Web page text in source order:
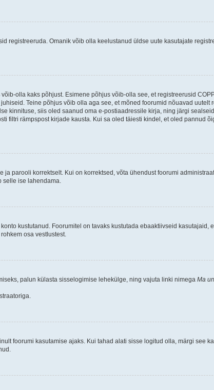
registreeruda. Omanik võib olla keelustanud üldse uute kasutajate
olla kaks põhjust. Esimene põhjus võib-olla see, et registreerusid
Teine põhjus võib olla aga see, et mõned foorumid nõuavad uutelt
kinnituse, siis oled saanud oma e-postiaadressile kirja, ning järgi
filtri rämpspost kirjade kausta. Kui sa oled täiesti kindel, et oled pannud
parooli korrektselt. Kui on korrektsed, võta ühendust foorumi
ise lahendama.
kustutanud. Foorumitel on tavaks kustutada ebaaktiivseid kasutajaid,
osa vestlustest.
palun külasta sisselogimise lehekülge, ning vajuta linki nimega Ma
foorumi kasutamise ajaks. Kui tahad alati sisse logitud olla, märgi see